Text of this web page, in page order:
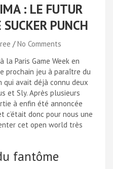
: LE FUTUR
PUNCH
No Comments
Paris Game Week en
prochain jeu à paraître du
qui avait déjà connu deux
et Sly. Après plusieurs
à enfin été annoncée
c’était donc pour nous une
cet open world très
fantôme